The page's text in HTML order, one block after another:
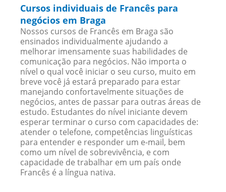
Cursos individuais de Francês para
negócios em Braga
Nossos cursos de Francês em Braga são
ensinados individualmente ajudando a
melhorar imensamente suas habilidades de
comunicação para negócios. Não importa o
nível o qual você iniciar o seu curso, muito em
breve você já estará preparado para estar
manejando confortavelmente situações de
negócios, antes de passar para outras áreas de
estudo. Estudantes do nível iniciante devem
esperar terminar o curso com capacidades de:
atender o telefone, competências linguísticas
para entender e responder um e-mail, bem
como um nível de sobrevivência, e com
capacidade de trabalhar em um país onde
Francês é a língua nativa.